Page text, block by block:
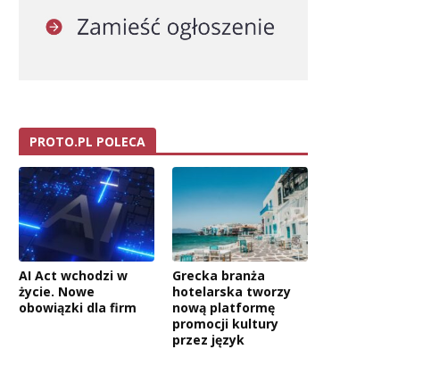
PROTO.PL POLECA
AI Act wchodzi w
życie. Nowe
obowiązki dla firm
Grecka branża
hotelarska tworzy
nową platformę
promocji kultury
przez język